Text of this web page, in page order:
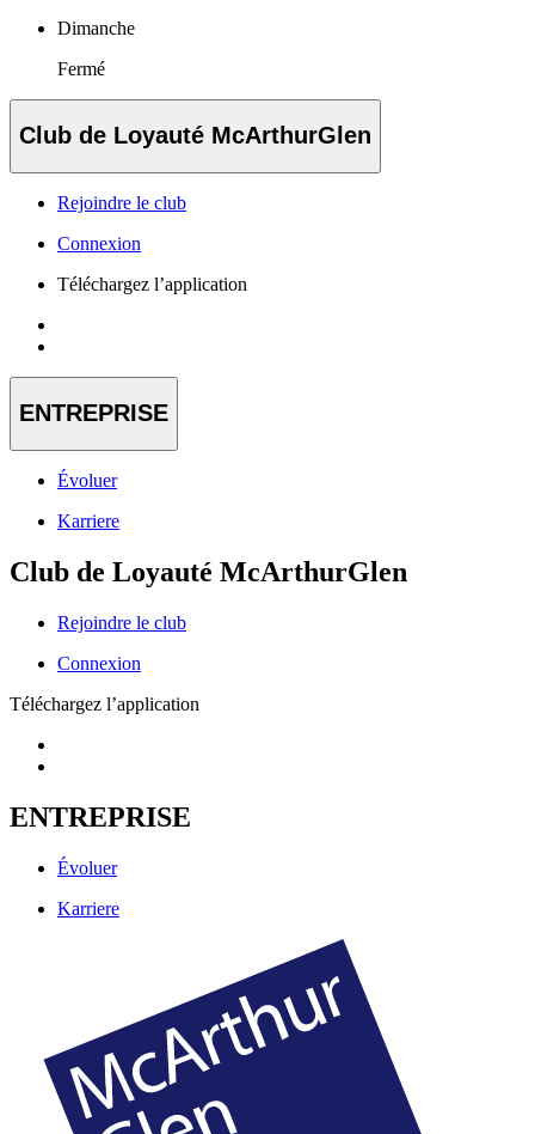
Dimanche
Fermé
Club de Loyauté McArthurGlen
Rejoindre le club
Connexion
Téléchargez l’application
ENTREPRISE
Évoluer
Karriere
Club de Loyauté McArthurGlen
Rejoindre le club
Connexion
Téléchargez l’application
ENTREPRISE
Évoluer
Karriere